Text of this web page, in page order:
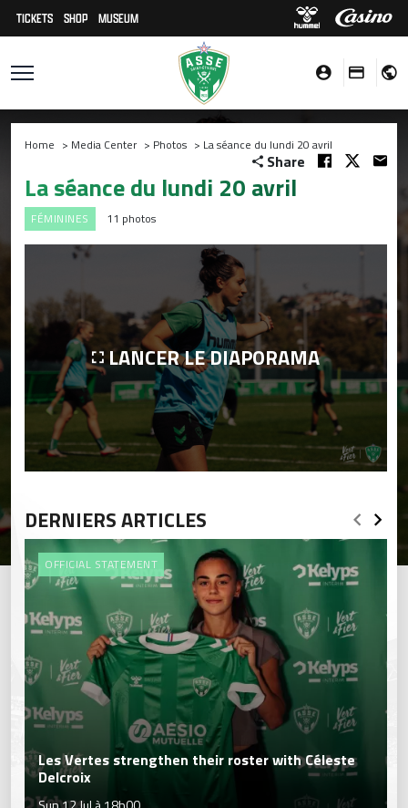
TICKETS SHOP MUSEUM
Home > Media Center > Photos > La séance du lundi 20 avril
Share
La séance du lundi 20 avril
FÉMININES 11 photos
LANCER LE DIAPORAMA
DERNIERS ARTICLES
OFFICIAL STATEMENT
Les Vertes strengthen their roster with Céleste
Delcroix